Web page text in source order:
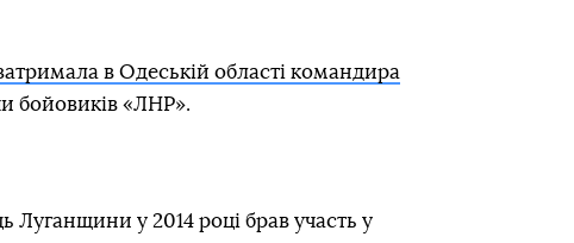
в Одеській області командира
бойовиків «ЛНР».
Луганщини у 2014 році брав участь у